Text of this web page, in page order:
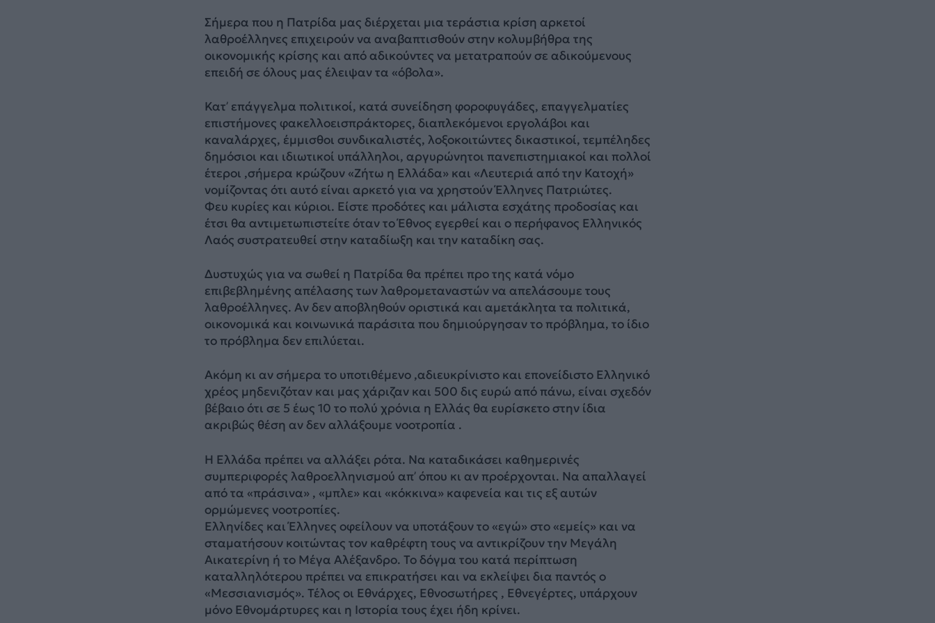
Σήμερα που η Πατρίδα μας διέρχεται μια τεράστια κρίση αρκετοί
λαθροέλληνες επιχειρούν να αναβαπτισθούν στην κολυμβήθρα της
οικονομικής κρίσης και από αδικούντες να μετατραπούν σε αδικούμενους
επειδή σε όλους μας έλειψαν τα «όβολα».
Κατ’ επάγγελμα πολιτικοί, κατά συνείδηση φοροφυγάδες, επαγγελματίες
επιστήμονες φακελλοεισπράκτορες, διαπλεκόμενοι εργολάβοι και
καναλάρχες, έμμισθοι συνδικαλιστές, λοξοκοιτώντες δικαστικοί, τεμπέληδες
δημόσιοι και ιδιωτικοί υπάλληλοι, αργυρώνητοι πανεπιστημιακοί και πολλοί
έτεροι ,σήμερα κρώζουν «Ζήτω η Ελλάδα» και «Λευτεριά από την Κατοχή»
νομίζοντας ότι αυτό είναι αρκετό για να χρηστούν Έλληνες Πατριώτες.
Φευ κυρίες και κύριοι. Είστε προδότες και μάλιστα εσχάτης προδοσίας και
έτσι θα αντιμετωπιστείτε όταν το Έθνος εγερθεί και ο περήφανος Ελληνικός
Λαός συστρατευθεί στην καταδίωξη και την καταδίκη σας.
Δυστυχώς για να σωθεί η Πατρίδα θα πρέπει προ της κατά νόμο
επιβεβλημένης απέλασης των λαθρομεταναστών να απελάσουμε τους
λαθροέλληνες. Αν δεν αποβληθούν οριστικά και αμετάκλητα τα πολιτικά,
οικονομικά και κοινωνικά παράσιτα που δημιούργησαν το πρόβλημα, το ίδιο
το πρόβλημα δεν επιλύεται.
Ακόμη κι αν σήμερα το υποτιθέμενο ,αδιευκρίνιστο και επονείδιστο Ελληνικό
χρέος μηδενιζόταν και μας χάριζαν και 500 δις ευρώ από πάνω, είναι σχεδόν
βέβαιο ότι σε 5 έως 10 το πολύ χρόνια η Ελλάς θα ευρίσκετο στην ίδια
ακριβώς θέση αν δεν αλλάξουμε νοοτροπία .
Η Ελλάδα πρέπει να αλλάξει ρότα. Να καταδικάσει καθημερινές
συμπεριφορές λαθροελληνισμού απ’ όπου κι αν προέρχονται. Να απαλλαγεί
από τα «πράσινα» , «μπλε» και «κόκκινα» καφενεία και τις εξ αυτών
ορμώμενες νοοτροπίες.
Ελληνίδες και Έλληνες οφείλουν να υποτάξουν το «εγώ» στο «εμείς» και να
σταματήσουν κοιτώντας τον καθρέφτη τους να αντικρίζουν την Μεγάλη
Αικατερίνη ή το Μέγα Αλέξανδρο. Το δόγμα του κατά περίπτωση
καταλληλότερου πρέπει να επικρατήσει και να εκλείψει δια παντός ο
«Μεσσιανισμός». Τέλος οι Εθνάρχες, Εθνοσωτήρες , Εθνεγέρτες, υπάρχουν
μόνο Εθνομάρτυρες και η Ιστορία τους έχει ήδη κρίνει.